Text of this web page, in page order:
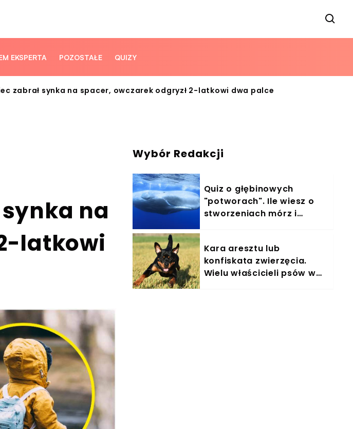
EKSPERTA POZOSTAŁE QUIZY
zabrał synka na spacer, owczarek odgryzł 2-latkowi dwa palce
na
latkowi
Wybór Redakcji
Quiz o głębinowych
"potworach". Ile wiesz o
stworzeniach mórz i
Kara aresztu lub
konfiskata zwierzęcia.
Wielu właścicieli psów w